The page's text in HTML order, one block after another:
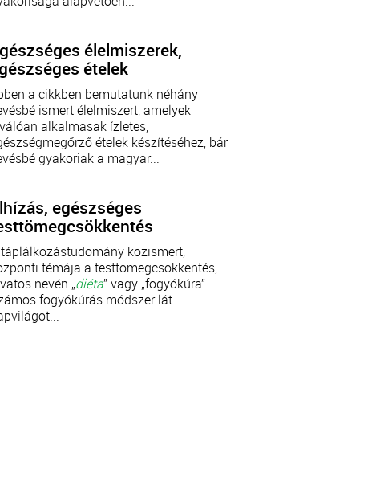
élelmiszerek,
ételek
a cikkben bemutatunk néhány
ismert élelmiszert, amelyek
alkalmasak ízletes,
ételek készítéséhez, bár
gyakoriak a magyar...
egészséges
közismert,
témája a testtömegcsökkentés,
nevén „diéta” vagy „fogyókúra”.
fogyókúrás módszer lát